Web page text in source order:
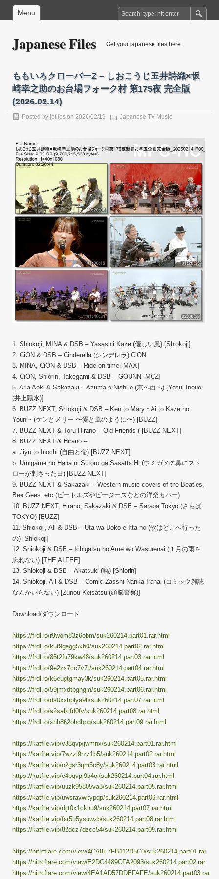
Menu
Japanese Files Get your japanese files here..
ももいろクローバーZ – しおこうじ玉井詩織×坂
崎幸之助のお台場フォーク村 第175夜 完全版
(2026.02.14)
Posted by jpfiles on 2026/02/19 Japanese TV Music
1. Shiokoji, MINA & DSB – Yasashii Kaze (優しい風) [Shiokoji]
2. CiON & DSB – Cinderella (シンデレラ) CiON
3. MINA, CiON & DSB – Ride on time [MAX]
4. CiON, Shiorin, Takegami & DSB – GOUNN [MCZ]
5. Aria Aoki & Sakazaki – Azuma e Nishi e (東へ西へ) [Yosui Inoue
(井上陽水)]
6. BUZZ NEXT, Shiokoji & DSB – Ken to Mary ~Ai to Kaze no
Youni~ (ケンとメリー 〜愛と風のように〜) [BUZZ]
7. BUZZ NEXT & Toru Hirano – Old Friends ( [BUZZ NEXT]
8. BUZZ NEXT & Hirano –
a. Jiyu to Inochi (自由と命) [BUZZ NEXT]
b. Umigame no Hana ni Sutoro ga Sasatta Hi (ウミガメの鼻にスト
ローが刺さった日) [BUZZ NEXT]
9. BUZZ NEXT & Sakazaki – Western music covers of the Beatles,
Bee Gees, etc (ビートルズやビージーズなどの洋楽カバー)
10. BUZZ NEXT, Hirano, Sakazaki & DSB – Saraba Tokyo (さらば
TOKYO) [BUZZ]
11. Shiokoji, All & DSB – Uta wa Doko e Itta no (歌はどこへ行った
の) [Shiokoji]
12. Shiokoji & DSB – Ichigatsu no Ame wo Wasurenai (１月の雨を
忘れない) [THE ALFEE]
13. Shiokoji & DSB – Akatsuki (暁) [Shiorin]
14. Shiokoji, All & DSB – Comic Zasshi Nanka Iranai (コミック雑誌
なんかいらない) [Zunou Keisatsu (頭脳警察)]
Download/ダウンロード
https://frdl.io/r9wom83z6obm/suk260214.part01.rar.html
https://frdl.io/kut9gegg5xh0/suk260214.part02.rar.html
https://frdl.io/85t2fu79kw48/suk260214.part03.rar.html
https://frdl.io/9e2zs7cc7v7t/suk260214.part04.rar.html
https://frdl.io/k6eugtgmay3k/suk260214.part05.rar.html
https://frdl.io/59jmxdtpghgm/suk260214.part06.rar.html
https://frdl.io/ds0xxhplya9h/suk260214.part07.rar.html
https://frdl.io/s2salkifd0fv/suk260214.part08.rar.html
https://frdl.io/xhh862ohdbpq/suk260214.part09.rar.html
https://katfile.vip/v83qvjxjwmnx/suk260214.part01.rar.html
https://katfile.vip/7wzzl9rzz1b5/suk260214.part02.rar.html
https://katfile.vip/o2gsr3qm5c8y/suk260214.part03.rar.html
https://katfile.vip/c4oqvpj9b4oi/suk260214.part04.rar.html
https://katfile.vip/uuzk95805va3/suk260214.part05.rar.html
https://katfile.vip/uwsravwkypqp/suk260214.part06.rar.html
https://katfile.vip/dijt0x1cknu9/suk260214.part07.rar.html
https://katfile.vip/far5u5ysuwzb/suk260214.part08.rar.html
https://katfile.vip/82dcz7dzcc54/suk260214.part09.rar.html
https://nitroflare.com/view/4CA8E7FB112D5C0/suk260214.part01.rar
https://nitroflare.com/view/E2DC4489CFA2093/suk260214.part02.rar
https://nitroflare.com/view/4EA1AD57DDEFAFE/suk260214.part03.rar